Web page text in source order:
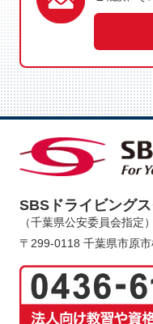
SBSドライビング
（千葉県公安委員会指定）
〒299-0118 千葉県市原